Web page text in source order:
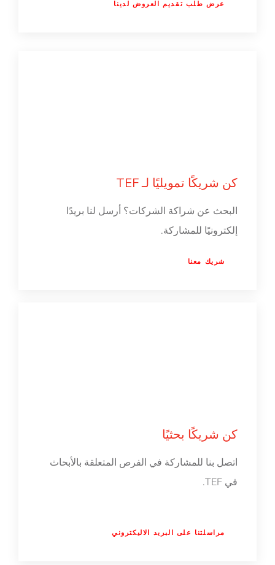
عرض طلب تقديم العروض لدينا
كن شريكًا تمويليًا لـ TEF
البحث عن شراكة الشركات؟ أرسل لنا بريدًا
إلكترونيًا للمشاركة.
شريك معنا
كن شريكًا بحثيًا
اتصل بنا للمشاركة في الفرص المتعلقة بالأبحاث
في TEF.
مراسلتنا على البريد الاليكتروني